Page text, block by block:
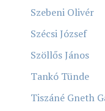
Szebeni Olivér
Szécsi József
Szöllős János
Tankó Tünde
Tiszáné Gneth